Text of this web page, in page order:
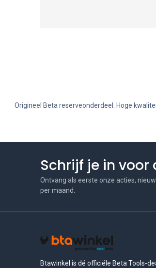
Origineel Beta reserveonderdeel. Hoge
Schrijf je in
Ontvang als eerste onze acties,
per maand.
Btawinkel is dé officiële Beta Tools-